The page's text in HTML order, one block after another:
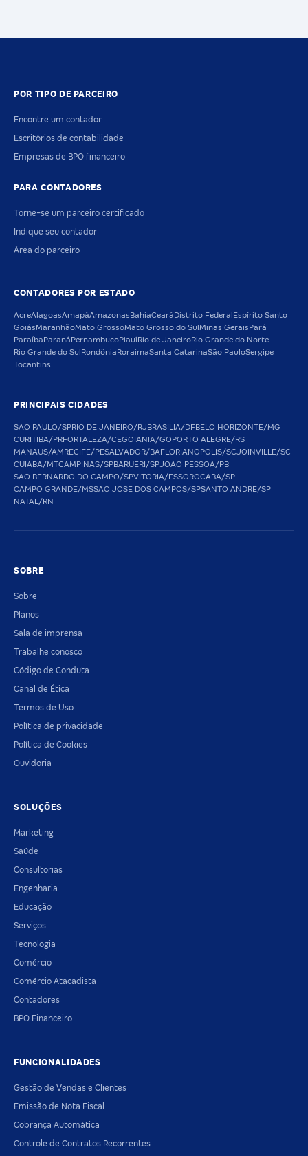
POR TIPO DE PARCEIRO
Encontre um contador
Escritórios de contabilidade
Empresas de BPO financeiro
PARA CONTADORES
Torne-se um parceiro certificado
Indique seu contador
Área do parceiro
CONTADORES POR ESTADO
AcreAlagoasAmapáAmazonas BahiaCeará Distrito Federal Espírito Santo
GoiásMaranhãoMato GrossoMato Grosso do Sul Minas Gerais Pará
Paraíba Paraná PernambucoPiauíRio de JaneiroRio Grande do Norte
Rio Grande do Sul Rondônia RoraimaSanta CatarinaSão PauloSergipe
Tocantins
PRINCIPAIS CIDADES
SAO PAULO/SPRIO DE JANEIRO/RJBRASILIA/DFBELO HORIZONTE/MG
CURITIBA/PRFORTALEZA/CEGOIANIA/GOPORTO ALEGRE/RS
MANAUS/AMRECIFE/PESALVADOR/BAFLORIANOPOLIS/SCJOINVILLE/SC
CUIABA/MTCAMPINAS/SPBARUERI/SPJOAO PESSOA/PB
SAO BERNARDO DO CAMPO/SPVITORIA/ESSOROCABA/SP
CAMPO GRANDE/MSSAO JOSE DOS CAMPOS/SPSANTO ANDRE/SP
NATAL/RN
SOBRE
Sobre
Planos
Sala de imprensa
Trabalhe conosco
Código de Conduta
Canal de Ética
Termos de Uso
Política de privacidade
Política de Cookies
Ouvidoria
SOLUÇÕES
Marketing
Saúde
Consultorias
Engenharia
Educação
Serviços
Tecnologia
Comércio
Comércio Atacadista
Contadores
BPO Financeiro
FUNCIONALIDADES
Gestão de Vendas e Clientes
Emissão de Nota Fiscal
Cobrança Automática
Controle de Contratos Recorrentes